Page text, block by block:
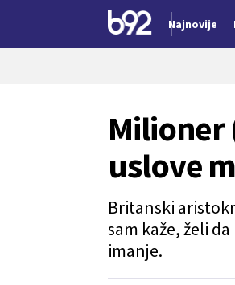
Najnovije
Milioner
uslove
Britanski
sam kaže, želi
imanje.